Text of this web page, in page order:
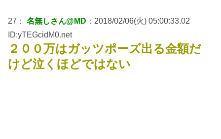
27： 名無しさん@MD ：2018/02/06(火) 05:00:33.02
ID:yTEGcidM0.net
２００万はガッツポーズ出る金額だ
けど泣くほどではない